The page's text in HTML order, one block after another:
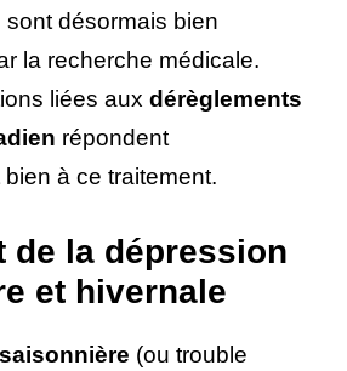
sont désormais bien
la recherche médicale.
liées aux dérèglements
répondent
à ce traitement.
de la dépression
et hivernale
(ou trouble